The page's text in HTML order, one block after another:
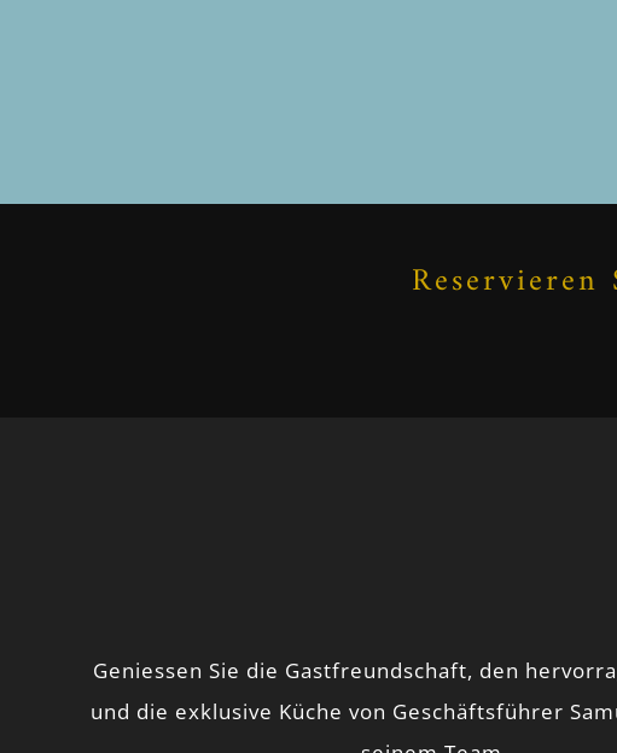
Geniessen Sie die Gastfreundschaft, den
und die exklusive Küche von Geschäftsführer